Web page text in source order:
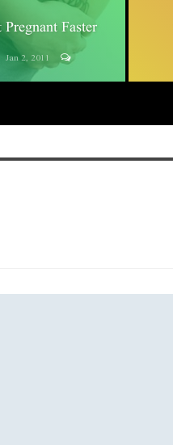
Faster
Jan 2, 2011